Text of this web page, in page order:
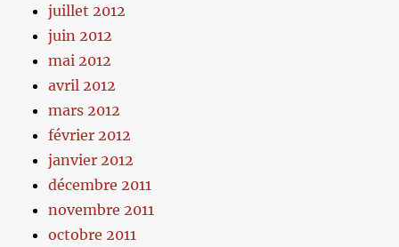
juillet 2012
juin 2012
mai 2012
avril 2012
mars 2012
février 2012
janvier 2012
décembre 2011
novembre 2011
octobre 2011